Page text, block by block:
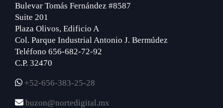
Bulevar Tomás Fernández #8587
Suite 201
Plaza Olivos, Edificio A
Col. Parque Industrial Antonio J. Bermúdez
Teléfono 656-682-72-92
C.P. 32470
+52-656-383-25-28
buzon@nortedigital.mx